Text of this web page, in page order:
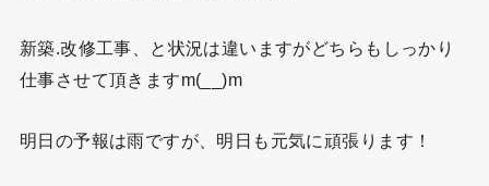
新築.改修工事、と状況は違いますがどちらもしっかり
仕事させて頂きますm(__)m
明日の予報は雨ですが、明日も元気に頑張ります！